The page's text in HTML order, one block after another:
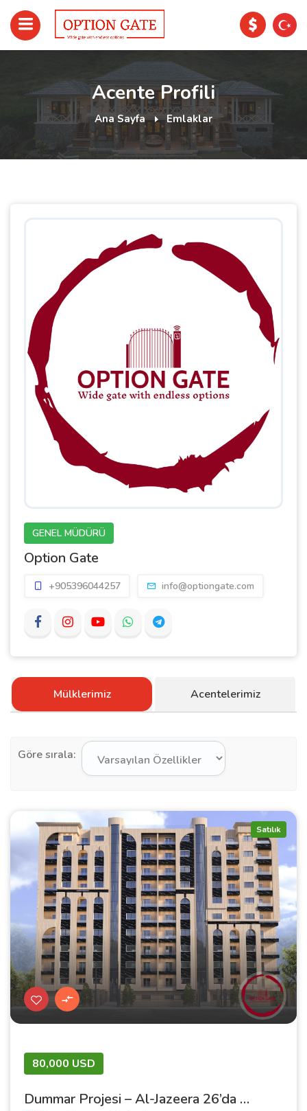
Acente Profili
Ana Sayfa Emlaklar
GENEL MÜDÜRÜ
Option Gate
+905396044257 info@optiongate.com
Mülklerimiz Acentelerimiz
Göre sırala:
Satılık
80,000 USD
Dummar Projesi – Al-Jazeera 26’da İdeal Daireniz | Şam’ın Kalbinde Lüks ve Konfor